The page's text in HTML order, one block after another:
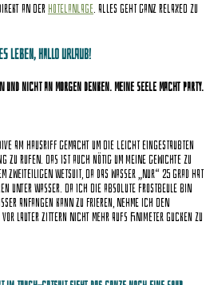
an der Hotelanlage. Alles geht ganz relaxed zu
Leben, hallo Urlaub!
und nicht an morgen denken. Meine Seele macht Party.
am Hausriff gemacht um die leicht eingestaubten
zu rufen. Das ist auch nötig um meine Gewichte zu
zweiteiligen Wetsuit, da das Wasser „nur“ 25 Grad hat
unter Wasser. Da ich die absolute Frostbeule bin
anfangen kann zu frieren, nehme ich den
lauter Zittern nicht mehr aufs Finimeter gucken zu